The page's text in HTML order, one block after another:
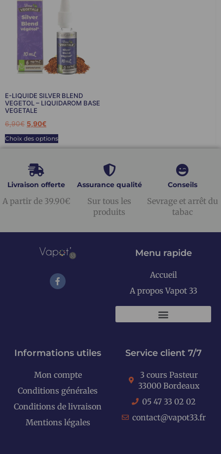
E-LIQUIDE SILVER BLEND
VEGETOL – LIQUIDAROM BASE
VEGETALE
6,90€ 5,90€
Choix des options
Livraison offerte
A partir de 39.90€
Assurance qualité
Sur tous les
produits
Conseils
Sevrage et arrêt du
tabac
Menu rapide
Accueil
A propos Vapot 33
Informations utiles
Mon compte
Conditions générales
Conditions de livraison
Mentions légales
Service client 7/7
3 cours Pasteur
33000 Bordeaux
05 47 33 02 02
contact@vapot33.fr